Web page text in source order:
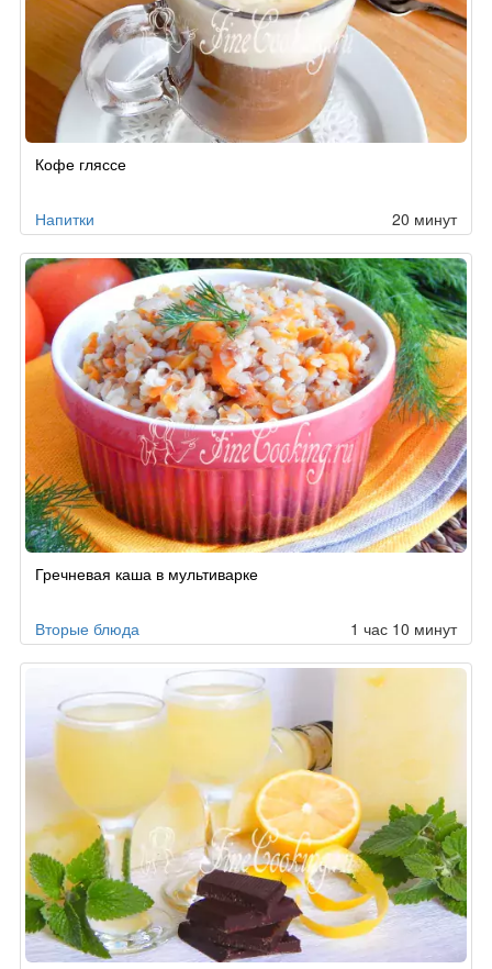
Кофе гляссе
Напитки 20 минут
Гречневая каша в мультиварке
Вторые блюда 1 час 10 минут